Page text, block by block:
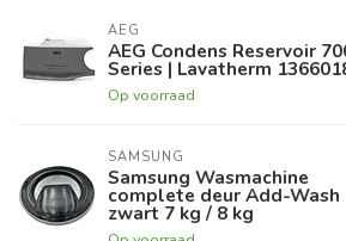
AEG
AEG Condens Reservoir
Series | Lavatherm
Op voorraad
SAMSUNG
Samsung Wasmachine
complete deur Add-Wash
zwart 7 kg / 8 kg